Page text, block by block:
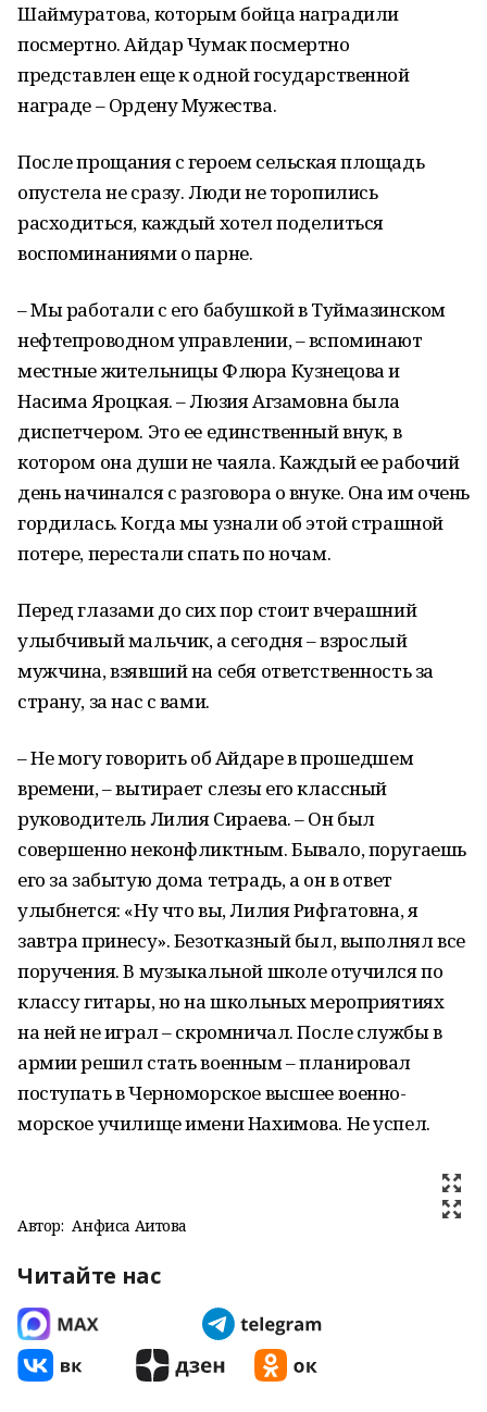
Шаймуратова, которым бойца наградили
посмертно. Айдар Чумак посмертно
представлен еще к одной государственной
награде – Ордену Мужества.
После прощания с героем сельская площадь
опустела не сразу. Люди не торопились
расходиться, каждый хотел поделиться
воспоминаниями о парне.
– Мы работали с его бабушкой в Туймазинском
нефтепроводном управлении, – вспоминают
местные жительницы Флюра Кузнецова и
Насима Яроцкая. – Люзия Агзамовна была
диспетчером. Это ее единственный внук, в
котором она души не чаяла. Каждый ее рабочий
день начинался с разговора о внуке. Она им очень
гордилась. Когда мы узнали об этой страшной
потере, перестали спать по ночам.
Перед глазами до сих пор стоит вчерашний
улыбчивый мальчик, а сегодня – взрослый
мужчина, взявший на себя ответственность за
страну, за нас с вами.
– Не могу говорить об Айдаре в прошедшем
времени, – вытирает слезы его классный
руководитель Лилия Сираева. – Он был
совершенно неконфликтным. Бывало, поругаешь
его за забытую дома тетрадь, а он в ответ
улыбнется: «Ну что вы, Лилия Рифгатовна, я
завтра принесу». Безотказный был, выполнял все
поручения. В музыкальной школе отучился по
классу гитары, но на школьных мероприятиях
на ней не играл – скромничал. После службы в
армии решил стать военным – планировал
поступать в Черноморское высшее военно-
морское училище имени Нахимова. Не успел.
Автор: Анфиса Аитова
Читайте нас